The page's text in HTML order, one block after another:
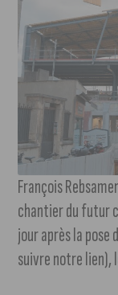
François
chantier du futur
jour après la
suivre notre lien),